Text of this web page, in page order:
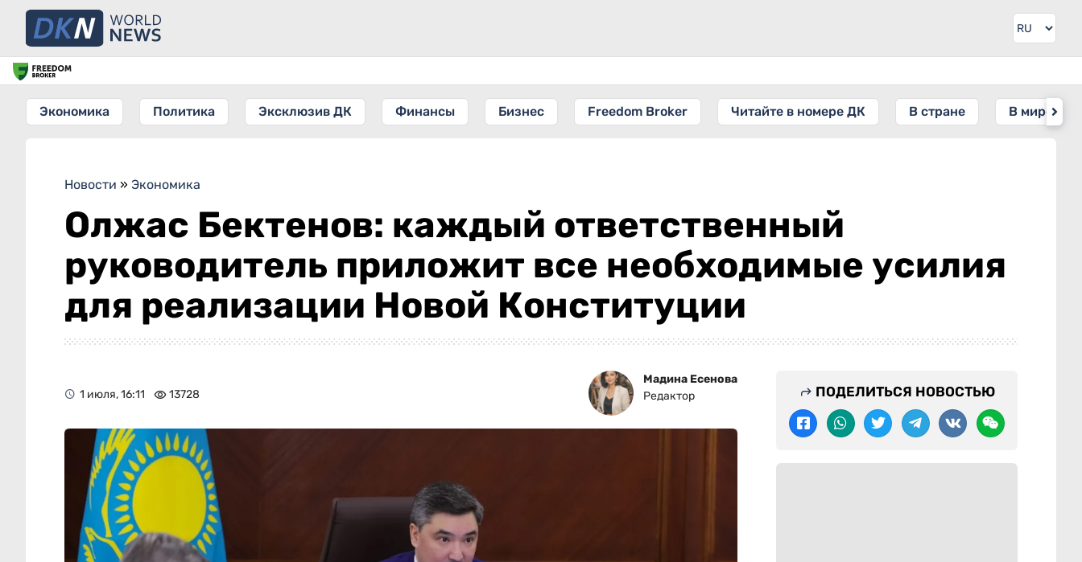
Экономика Политика Эксклюзив ДК Финансы Бизнес Freedom Broker Читайте в номере ДК В стране В мире
Новости » Экономика
Олжас Бектенов: каждый ответственный
руководитель приложит все необходимые усилия
для реализации Новой Конституции
1 июля, 16:11 13728
Мадина Есенова
Редактор
ПОДЕЛИТЬСЯ НОВОСТЬЮ